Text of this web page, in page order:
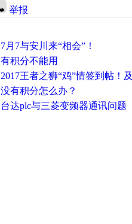
举报
7月7与安川来“相会”！
有积分不能用
2017王者之狮“鸡”情签到帖！及时更新在线研讨会预告
没有积分怎么办？
台达plc与三菱变频器通讯问题